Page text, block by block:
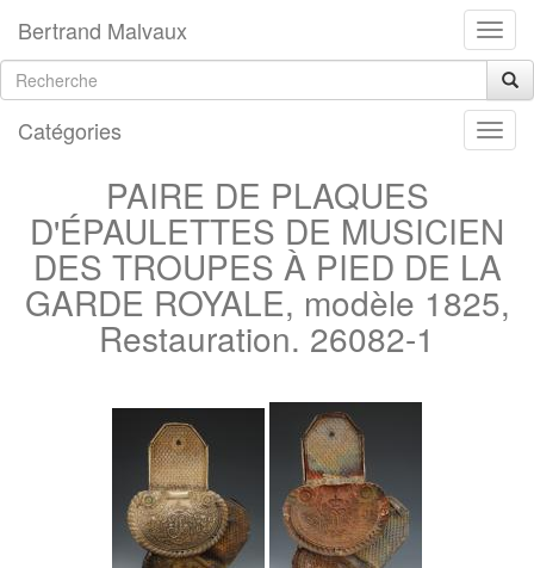
Bertrand Malvaux
Catégories
PAIRE DE PLAQUES
D'ÉPAULETTES DE MUSICIEN
DES TROUPES À PIED DE LA
GARDE ROYALE, modèle 1825,
Restauration. 26082-1